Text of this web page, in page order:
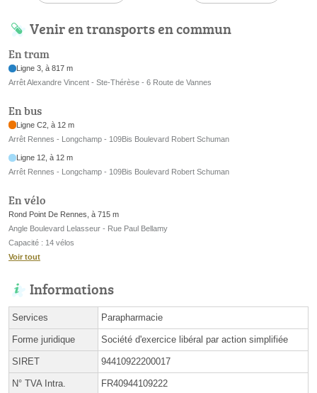
Venir en transports en commun
En tram
Ligne 3, à 817 m
Arrêt Alexandre Vincent - Ste-Thérèse - 6 Route de Vannes
En bus
Ligne C2, à 12 m
Arrêt Rennes - Longchamp - 109Bis Boulevard Robert Schuman
Ligne 12, à 12 m
Arrêt Rennes - Longchamp - 109Bis Boulevard Robert Schuman
En vélo
Rond Point De Rennes, à 715 m
Angle Boulevard Lelasseur - Rue Paul Bellamy
Capacité : 14 vélos
Voir tout
Informations
Services Parapharmacie
Forme juridique Société d'exercice libéral par action simplifiée
SIRET 94410922200017
N° TVA Intra. FR40944109222